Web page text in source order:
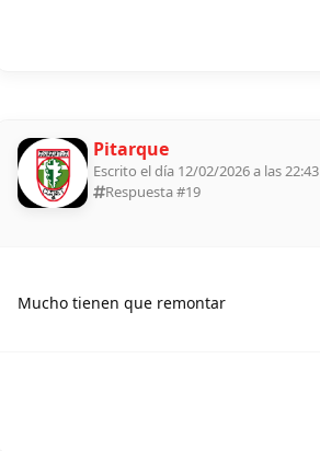
Pitarque
Escrito el día 12/02/2026 a las 22:43
Respuesta #19
Mucho tienen que remontar